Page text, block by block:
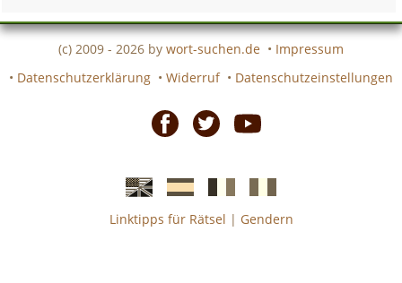
(c) 2009 - 2026 by wort-suchen.de • Impressum
• Datenschutzerklärung • Widerruf • Datenschutzeinstellungen
EnglischeSpanischefranzösicheitalienische
Linktipps für Rätsel | Gendern